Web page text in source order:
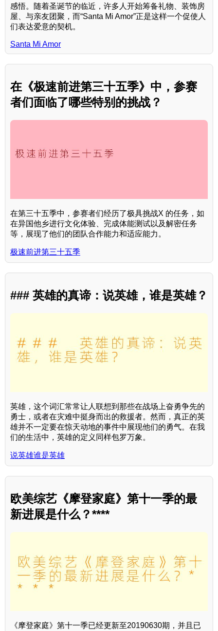
感悟。随着圣诞节的临近，许多人开始筹备礼物、装饰房
屋、与亲友团聚，而“Santa Mi Amor”正是这样一个促使人
们表达爱意的契机。
Santa Mi Amor
在《极速前进第三十五季》中，参赛
者们面临了哪些特别的挑战？
在第三十五季中，参赛者们经历了极具挑战X 的任务，如
在异国他乡进行文化体验、完成体能测试以及解密任务
等，展现了他们的团队合作能力和适应能力。
极速前进第三十五季
### 英雄的真谛：说英雄，谁是英雄？
英雄，这个词汇常常让人联想到那些在战场上奋勇争先的
勇士，或者在灾难中挺身而出的救援者。然而，真正的英
雄并不一定要在惊天动地的事件中展现他们的勇气。在我
们的生活中，英雄的定义同样包罗万象。
说英雄谁是英雄
欧美综艺《摩登家庭》第十一季的最
新进展是什么？****
《摩登家庭》第十一季已经更新至20190630期，并且已